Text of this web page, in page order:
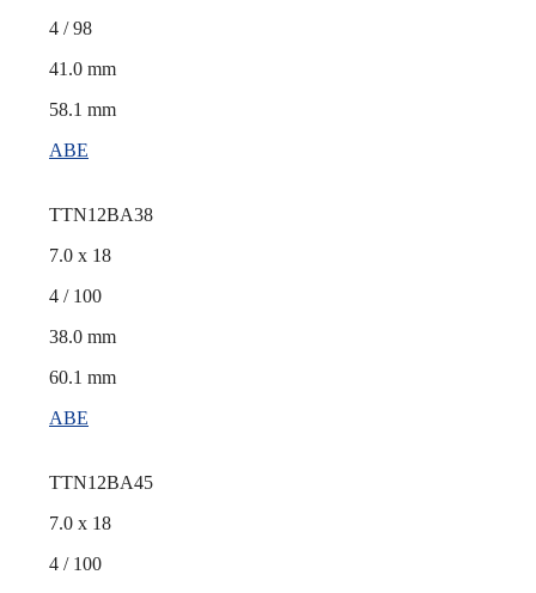
4 / 98
41.0 mm
58.1 mm
ABE
TTN12BA38
7.0 x 18
4 / 100
38.0 mm
60.1 mm
ABE
TTN12BA45
7.0 x 18
4 / 100